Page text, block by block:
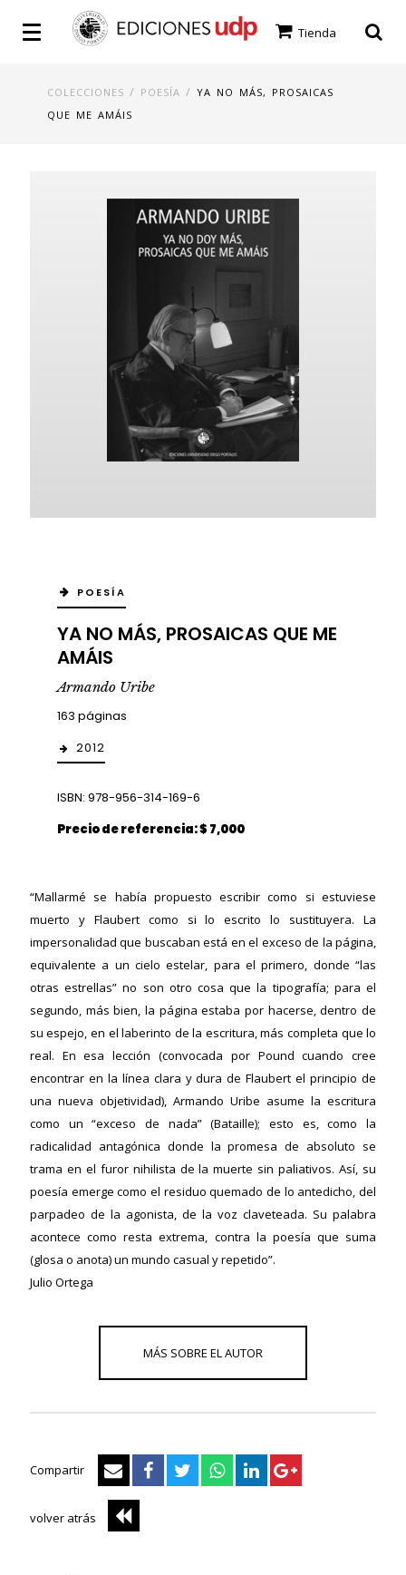
Tienda
COLECCIONES / POESÍA /YA NO MÁS, PROSAICAS
QUE ME AMÁIS
POESÍA
YA NO MÁS, PROSAICAS QUE ME
AMÁIS
Armando Uribe
163 páginas
2012
ISBN: 978-956-314-169-6
Precio de referencia: $ 7,000
“Mallarmé se había propuesto escribir como si estuviese
muerto y Flaubert como si lo escrito lo sustituyera. La
impersonalidad que buscaban está en el exceso de la página,
equivalente a un cielo estelar, para el primero, donde “las
otras estrellas” no son otro cosa que la tipografía; para el
segundo, más bien, la página estaba por hacerse, dentro de
su espejo, en el laberinto de la escritura, más completa que lo
real. En esa lección (convocada por Pound cuando cree
encontrar en la línea clara y dura de Flaubert el principio de
una nueva objetividad), Armando Uribe asume la escritura
como un “exceso de nada” (Bataille); esto es, como la
radicalidad antagónica donde la promesa de absoluto se
trama en el furor nihilista de la muerte sin paliativos. Así, su
poesía emerge como el residuo quemado de lo antedicho, del
parpadeo de la agonista, de la voz claveteada. Su palabra
acontece como resta extrema, contra la poesía que suma
(glosa o anota) un mundo casual y repetido”.
Julio Ortega
Compartir
volver atrás